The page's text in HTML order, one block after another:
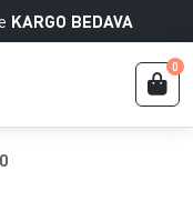
KARGO BEDAVA
0